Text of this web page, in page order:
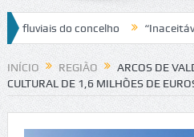
do concelho “Inaceitável”.
INÍCIO REGIÃO
ARCOS DE
CULTURAL DE 1,6 MILHÕES DE